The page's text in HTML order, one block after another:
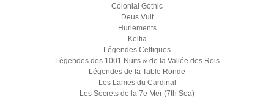
Colonial Gothic
Deus Vult
Hurlements
Keltia
Légendes Celtiques
Légendes des 1001 Nuits & de la Vallée des Rois
Légendes de la Table Ronde
Les Lames du Cardinal
Les Secrets de la 7e Mer (7th Sea)